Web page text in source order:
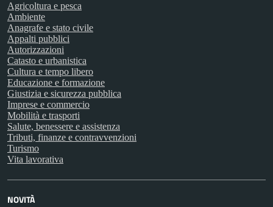
Agricoltura e pesca
Ambiente
Anagrafe e stato civile
Appalti pubblici
Autorizzazioni
Catasto e urbanistica
Cultura e tempo libero
Educazione e formazione
Giustizia e sicurezza pubblica
Imprese e commercio
Mobilità e trasporti
Salute, benessere e assistenza
Tributi, finanze e contravvenzioni
Turismo
Vita lavorativa
NOVITÀ